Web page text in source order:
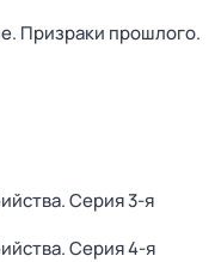
Призраки прошлого.
. Серия 3-я
. Серия 4-я